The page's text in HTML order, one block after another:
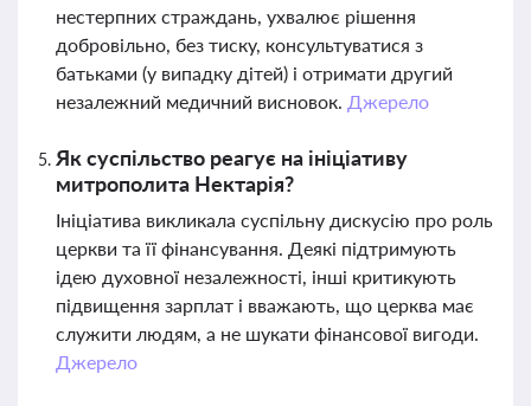
нестерпних страждань, ухвалює рішення
добровільно, без тиску, консультуватися з
батьками (у випадку дітей) і отримати другий
незалежний медичний висновок. Джерело
Як суспільство реагує на ініціативу
митрополита Нектарія?
Ініціатива викликала суспільну дискусію про роль
церкви та її фінансування. Деякі підтримують
ідею духовної незалежності, інші критикують
підвищення зарплат і вважають, що церква має
служити людям, а не шукати фінансової вигоди.
Джерело